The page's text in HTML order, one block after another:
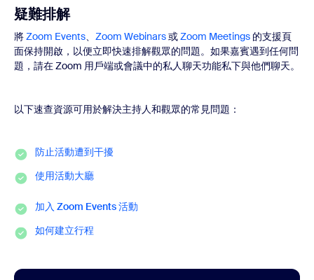
疑難排解
將Zoom Events、 Zoom Webinars或Zoom Meetings 的支援頁
面保持開啟，以便立即快速排解觀眾的問題。如果嘉賓遇到任何問
題，請在 Zoom 用戶端或會議中的私人聊天功能私下與他們聊天。
以下速查資源可用於解決主持人和觀眾的常見問題：
防止活動遭到干擾
使用活動大廳
加入 Zoom Events 活動
如何建立行程